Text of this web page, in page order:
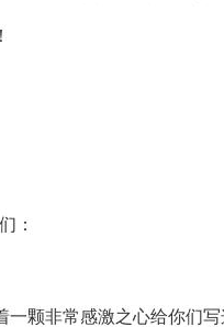
：
颗非常感激之心给你们